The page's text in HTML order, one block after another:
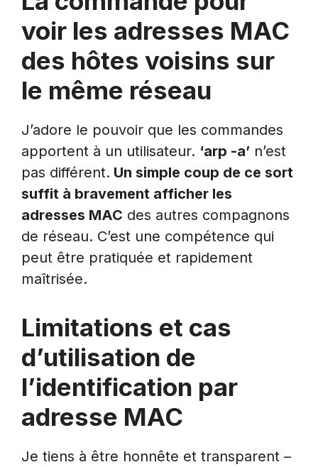
voir les adresses MAC
des hôtes voisins sur
le même réseau
J’adore le pouvoir que les commandes
apportent à un utilisateur. ‘arp -a’ n’est
pas différent. Un simple coup de ce sort
suffit à bravement afficher les
adresses MAC des autres compagnons
de réseau. C’est une compétence qui
peut être pratiquée et rapidement
maîtrisée.
Limitations et cas
d’utilisation de
l’identification par
adresse MAC
Je tiens à être honnête et transparent –